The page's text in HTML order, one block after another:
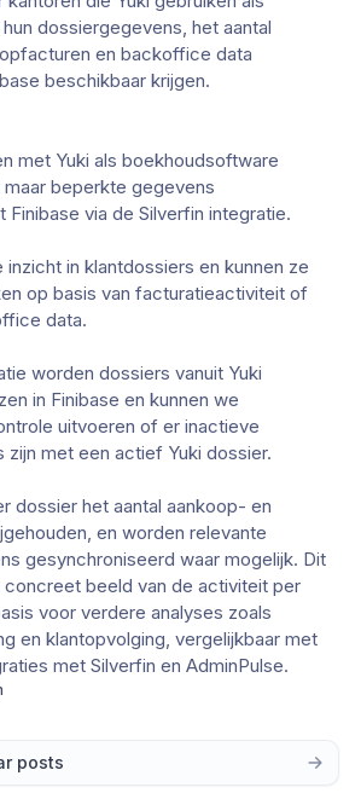
dossiergegevens, het aantal
en backoffice data
beschikbaar krijgen.
met Yuki als boekhoudsoftware
beperkte gegevens
Finibase via de Silverfin integratie.
in klantdossiers en kunnen ze
op basis van facturatieactiviteit of
data.
worden dossiers vanuit Yuki
in Finibase en kunnen we
uitvoeren of er inactieve
zijn met een actief Yuki dossier.
dossier het aantal aankoop- en
en worden relevante
gesynchroniseerd waar mogelijk. Dit
beeld van de activiteit per
voor verdere analyses zoals
en klantopvolging, vergelijkbaar met
met Silverfin en AdminPulse.
posts